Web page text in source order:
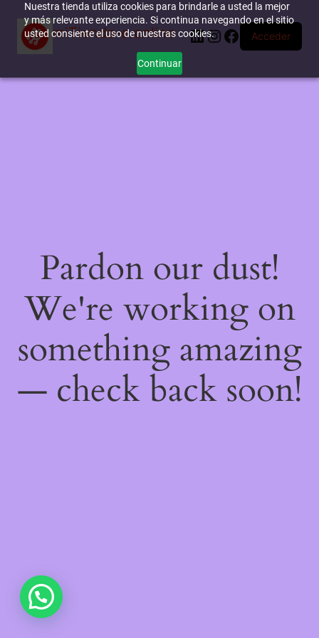
Nuestra tienda utiliza cookies para brindarle a usted la mejor
y más relevante experiencia. Si continua navegando en el sitio
usted consiente el uso de nuestras cookies.
Continuar
miTienda-e.online LinkedIn
Instagram
Facebook
Acceder
Pardon our dust!
We're working on
something amazing
— check back soon!